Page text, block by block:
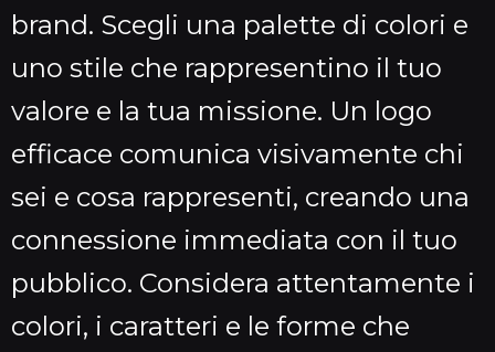
brand. Scegli una palette di colori e
uno stile che rappresentino il tuo
valore e la tua missione. Un logo
efficace comunica visivamente chi
sei e cosa rappresenti, creando una
connessione immediata con il tuo
pubblico. Considera attentamente i
colori, i caratteri e le forme che